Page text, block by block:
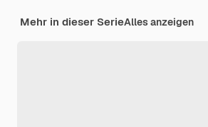
Mehr in dieser SerieAlles anzeigen